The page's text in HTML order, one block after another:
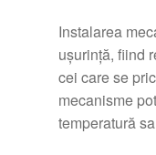
Instalarea
ușurință, fiind
cei care se
mecanisme
temperatură